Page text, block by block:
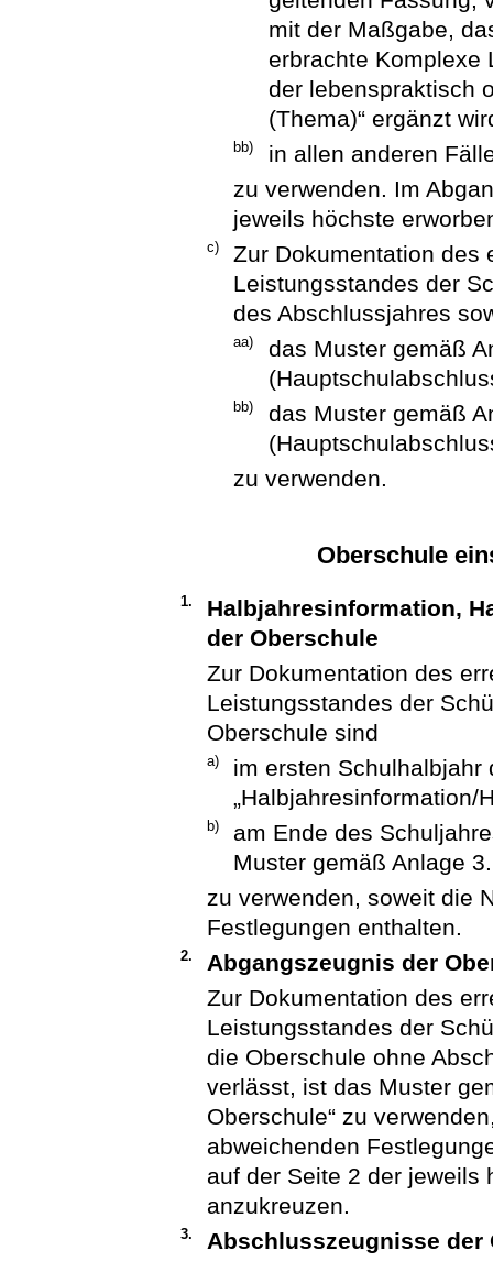
mit der Maßgabe,
erbrachte Komplexe
der lebenspraktisch
(Thema)“ ergänzt
bb)
in allen anderen
zu verwenden. Im
jeweils höchste
c)
Zur Dokumentation des
Leistungsstandes der
des Abschlussjahres
aa)
das Muster gemäß
bb)
das Muster gemäß
zu verwenden.
Oberschule
1.
Halbjahresinformation,
der Oberschule
Zur Dokumentation des
Leistungsstandes der
Oberschule sind
a)
im ersten Schulhalbjahr
„Halbjahresinformation/
b)
am Ende des
Muster gemäß Anlage
zu verwenden, soweit die
Festlegungen enthalten.
2.
Abgangszeugnis der
Zur Dokumentation des
Leistungsstandes der
die Oberschule ohne
verlässt, ist das Muster
Oberschule“ zu
abweichenden
auf der Seite 2 der jeweils
anzukreuzen.
3. Abschlusszeugnisse der